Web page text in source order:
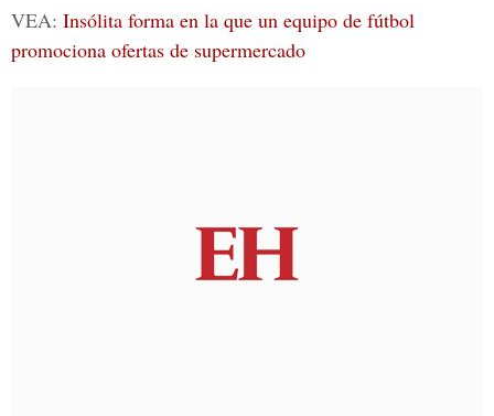
VEA: Insólita forma en la que un equipo de fútbol
promociona ofertas de supermercado